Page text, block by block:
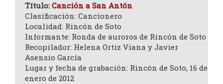
Título: Canción a San Antón
Clasificación: Cancionero
Localidad: Rincón de Soto
Informante: Ronda de auroros de Rincón de Soto
Recopilador: Helena Ortiz Viana y Javier
Asensio García
Lugar y fecha de grabación: Rincón de Soto, 16 de
enero de 2012